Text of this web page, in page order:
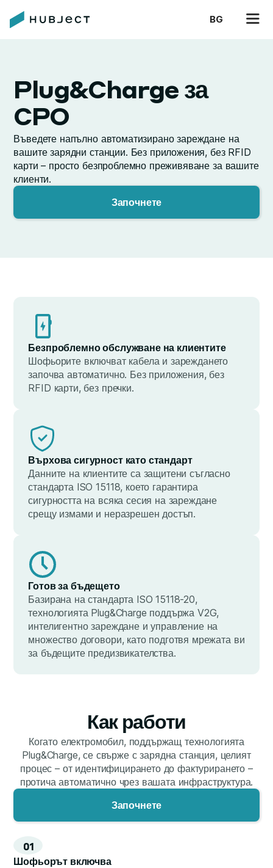
BG
Plug&Charge за
CPO
Въведете напълно автоматизирано зареждане на
вашите зарядни станции. Без приложения, без RFID
карти – просто безпроблемно преживяване за вашите
клиенти.
Започнете
Безпроблемно обслужване на клиентите
Шофьорите включват кабела и зареждането
започва автоматично. Без приложения, без
RFID карти, без пречки.
Върхова сигурност като стандарт
Данните на клиентите са защитени съгласно
стандарта ISO 15118, което гарантира
сигурността на всяка сесия на зареждане
срещу измами и неразрешен достъп.
Готов за бъдещето
Базирана на стандарта ISO 15118-20,
технологията Plug&Charge поддържа V2G,
интелигентно зареждане и управление на
множество договори, като подготвя мрежата ви
за бъдещите предизвикателства.
Как работи
Когато електромобил, поддържащ технологията
Plug&Charge, се свърже с зарядна станция, целият
процес – от идентифицирането до фактурирането –
протича автоматично чрез вашата инфраструктура.
Започнете
01
Шофьорът включва